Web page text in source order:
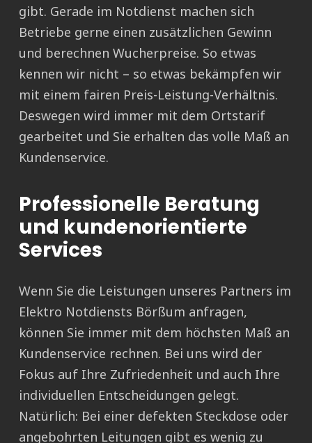
gibt. Gerade im Notdienst machen sich
Betriebe gerne einen zusätzlichen Gewinn
und berechnen Wucherpreise. So etwas
kennen wir nicht – so etwas bekämpfen wir
mit einem fairen Preis-Leistung-Verhältnis.
Deswegen wird immer mit dem Ortstarif
gearbeitet und Sie erhalten das volle Maß an
Kundenservice.
Professionelle Beratung
und kundenorientierte
Services
Wenn Sie die Leistungen unseres Partners im
Elektro Notdiensts Börßum anfragen,
können Sie immer mit dem höchsten Maß an
Kundenservice rechnen. Bei uns wird der
Fokus auf Ihre Zufriedenheit und auch Ihre
individuellen Entscheidungen gelegt.
Natürlich: Bei einer defekten Steckdose oder
angebohrten Leitungen gibt es wenig zu